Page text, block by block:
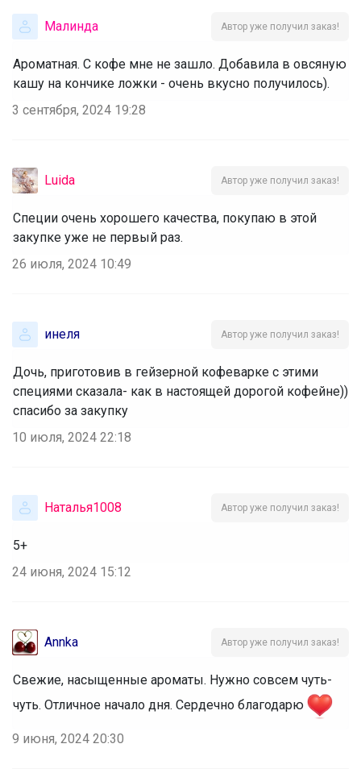
Малинда Автор уже получил заказ!
Ароматная. С кофе мне не зашло. Добавила в овсяную
кашу на кончике ложки - очень вкусно получилось).
3 сентября, 2024 19:28
Luida Автор уже получил заказ!
Специи очень хорошего качества, покупаю в этой
закупке уже не первый раз.
26 июля, 2024 10:49
инеля Автор уже получил заказ!
Дочь, приготовив в гейзерной кофеварке с этими
специями сказала- как в настоящей дорогой кофейне))
спасибо за закупку
10 июля, 2024 22:18
Наталья1008 Автор уже получил заказ!
5+
24 июня, 2024 15:12
Annka Автор уже получил заказ!
Свежие, насыщенные ароматы. Нужно совсем чуть-
чуть. Отличное начало дня. Сердечно благодарю
9 июня, 2024 20:30